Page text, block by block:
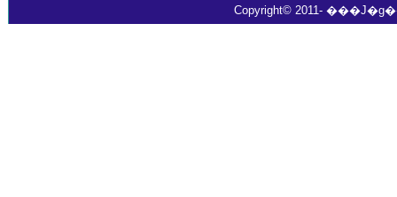
Copyright© 2011-